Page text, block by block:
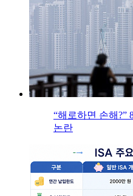
“해로하면 손해?”
논란